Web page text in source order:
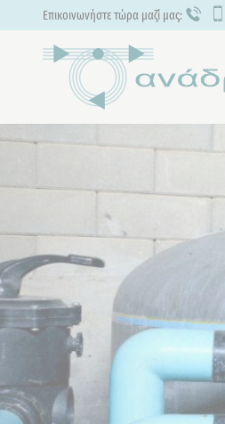
Επικοινωνήστε τώρα μαζί μας: